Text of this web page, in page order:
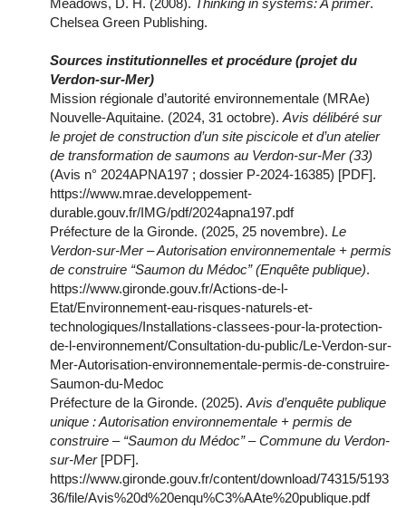
Meadows, D. H. (2008). Thinking in systems: A primer.
Chelsea Green Publishing.
Sources institutionnelles et procédure (projet du
Verdon-sur-Mer)
Mission régionale d’autorité environnementale (MRAe)
Nouvelle-Aquitaine. (2024, 31 octobre). Avis délibéré sur
le projet de construction d’un site piscicole et d’un atelier
de transformation de saumons au Verdon-sur-Mer (33)
(Avis n° 2024APNA197 ; dossier P-2024-16385) [PDF].
https://www.mrae.developpement-
durable.gouv.fr/IMG/pdf/2024apna197.pdf
Préfecture de la Gironde. (2025, 25 novembre). Le
Verdon-sur-Mer – Autorisation environnementale + permis
de construire “Saumon du Médoc” (Enquête publique).
https://www.gironde.gouv.fr/Actions-de-l-
Etat/Environnement-eau-risques-naturels-et-
technologiques/Installations-classees-pour-la-protection-
de-l-environnement/Consultation-du-public/Le-Verdon-sur-
Mer-Autorisation-environnementale-permis-de-construire-
Saumon-du-Medoc
Préfecture de la Gironde. (2025). Avis d’enquête publique
unique : Autorisation environnementale + permis de
construire – “Saumon du Médoc” – Commune du Verdon-
sur-Mer[PDF].
https://www.gironde.gouv.fr/content/download/74315/5193
36/file/Avis%20d%20enqu%C3%AAte%20publique.pdf